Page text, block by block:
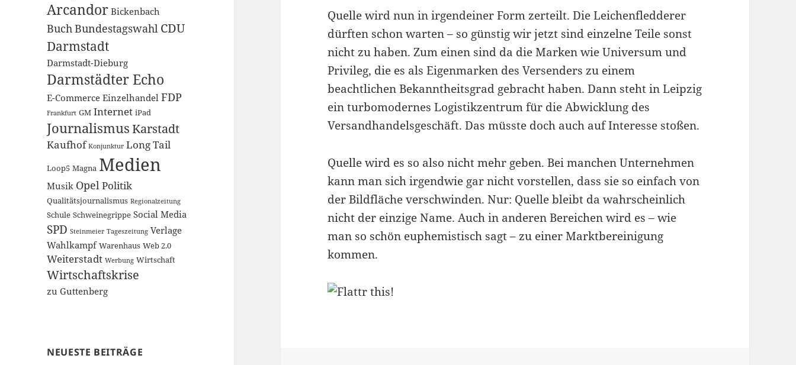
Arcandor Bickenbach
BuchBundestagswahl CDU
Darmstadt
Darmstadt-Dieburg
Darmstädter Echo
E-Commerce Einzelhandel FDP
Frankfurt GM Internet iPad
JournalismusKarstadt
Kaufhof Konjunktur Long Tail
Loop5 Magna Medien
Musik OpelPolitik
Qualitätsjournalismus Regionalzeitung
Schule Schweinegrippe Social Media
SPD Steinmeier Tageszeitung Verlage
Wahlkampf Warenhaus Web 2.0
Weiterstadt Werbung Wirtschaft
Wirtschaftskrise
zu Guttenberg
NEUESTE BEITRÄGE
Quelle wird nun in irgendeiner Form zerteilt. Die Leichenfledderer
dürften schon warten – so günstig wir jetzt sind einzelne Teile sonst
nicht zu haben. Zum einen sind da die Marken wie Universum und
Privileg, die es als Eigenmarken des Versenders zu einem
beachtlichen Bekanntheitsgrad gebracht haben. Dann steht in Leipzig
ein turbomodernes Logistikzentrum für die Abwicklung des
Versandhandelsgeschäft. Das müsste doch auch auf Interesse stoßen.
Quelle wird es so also nicht mehr geben. Bei manchen Unternehmen
kann man sich irgendwie gar nicht vorstellen, dass sie so einfach von
der Bildfläche verschwinden. Nur: Quelle bleibt da wahrscheinlich
nicht der einzige Name. Auch in anderen Bereichen wird es – wie
man so schön euphemistisch sagt – zu einer Marktbereinigung
kommen.